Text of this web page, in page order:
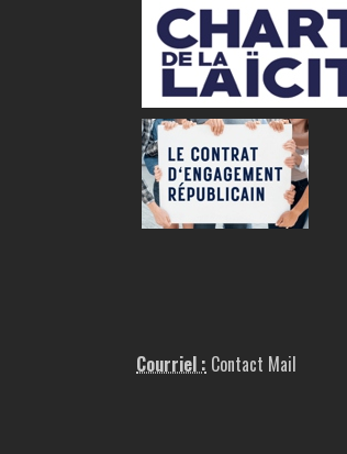
Courriel : Contact Mail